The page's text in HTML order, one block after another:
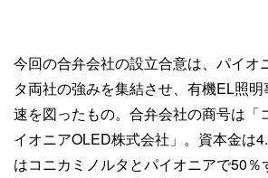
今回の合弁会社の設立合意は、パイオ
タ両社の強みを集結させ、有機EL照
速を図ったもの。合弁会社の商号は「
イオニアOLED株式会社」。資本金は
はコニカミノルタとパイオニアで50